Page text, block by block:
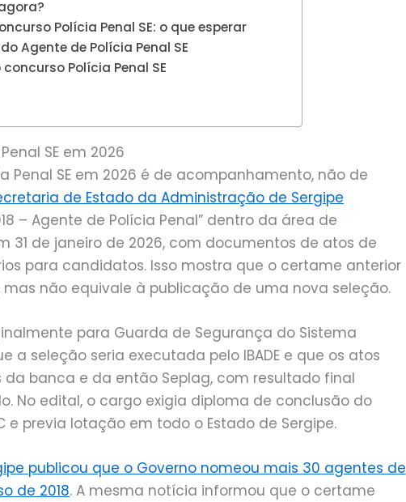
Polícia Penal SE: o que esperar
Agente de Polícia Penal SE
Polícia Penal SE
SE em 2026
Penal SE em 2026 é de acompanhamento, não de
de Estado da Administração de Sergipe
– Agente de Polícia Penal” dentro da área de
31 de janeiro de 2026, com documentos de atos de
para candidatos. Isso mostra que o certame anterior
não equivale à publicação de uma nova seleção.
para Guarda de Segurança do Sistema
a seleção seria executada pelo IBADE e que os atos
banca e da então Seplag, com resultado final
No edital, o cargo exigia diploma de conclusão do
e previa lotação em todo o Estado de Sergipe.
publicou que o Governo nomeou mais 30 agentes de
de 2018. A mesma notícia informou que o certame